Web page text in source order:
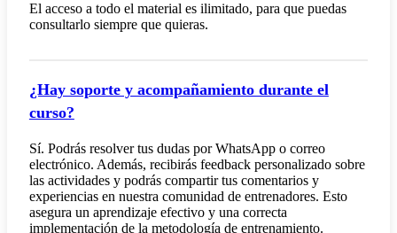
El acceso a todo el material es ilimitado, para que puedas
consultarlo siempre que quieras.
¿Hay soporte y acompañamiento durante el
curso?
Sí. Podrás resolver tus dudas por WhatsApp o correo
electrónico. Además, recibirás feedback personalizado sobre
las actividades y podrás compartir tus comentarios y
experiencias en nuestra comunidad de entrenadores. Esto
asegura un aprendizaje efectivo y una correcta
implementación de la metodología de entrenamiento.